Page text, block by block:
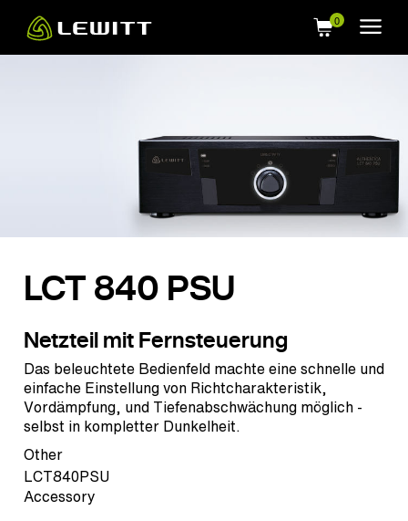
main
LCT 840 PSU
Netzteil mit Fernsteuerung
Das beleuchtete Bedienfeld machte eine schnelle und
einfache Einstellung von Richtcharakteristik,
Vordämpfung, und Tiefenabschwächung möglich -
selbst in kompletter Dunkelheit.
Other
LCT840PSU
Accessory